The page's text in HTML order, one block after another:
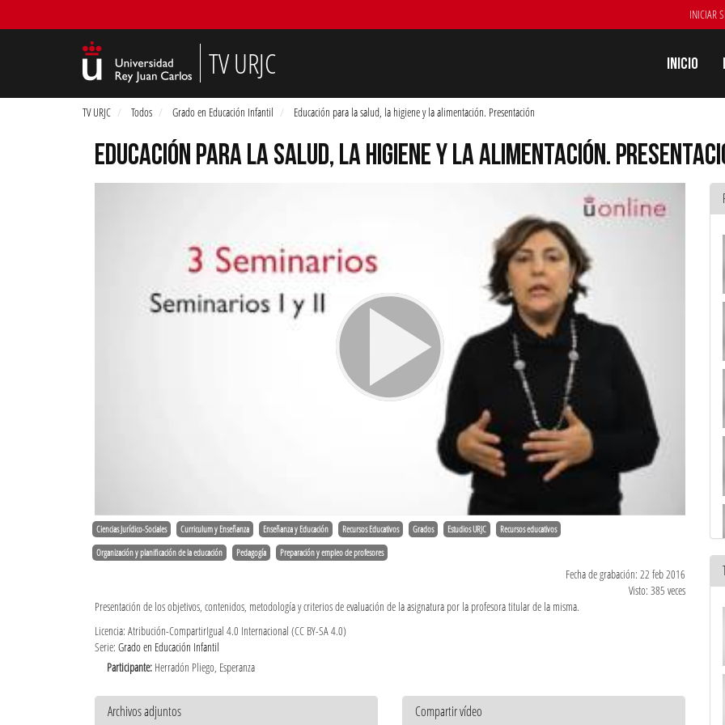
INICIAR
TV URJC Inicio
TV URJC Todos Grado en Educación Infantil Educación para la salud, la higiene y la alimentación. Presentación
EDUCACIÓN PARA LA SALUD, LA HIGIENE Y LA ALIMENTACIÓN.
Ciencias Jurídico-Sociales Curriculum y Enseñanza Enseñanza y Educación Recursos Educativos Grados Estudios URJC Recursos educativos
Organización y planificación de la educación Pedagogía Preparación y empleo de profesores
Fecha de grabación: 22 feb 2016
Visto: 385 veces
Presentación de los objetivos, contenidos, metodología y criterios de evaluación de la asignatura por la profesora titular de la misma.
Licencia: Atribución-CompartirIgual 4.0 Internacional (CC BY-SA 4.0)
Serie: Grado en Educación Infantil
Participante: Herradón Pliego, Esperanza
Archivos adjuntos Compartir vídeo